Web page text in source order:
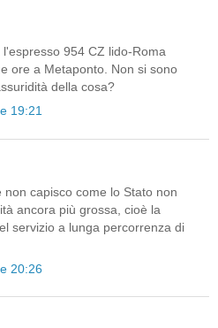
954 CZ lido-Roma
ore a Metaponto. Non si sono
della cosa?
19:21
capisco come lo Stato non
ancora più grossa, cioè la
servizio a lunga percorrenza di
20:26